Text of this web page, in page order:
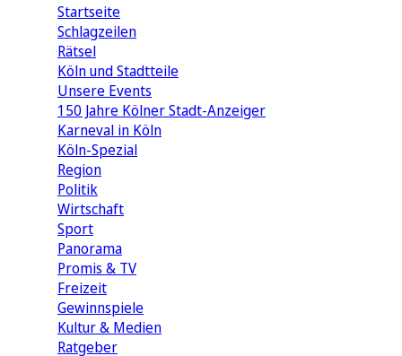
Startseite
Schlagzeilen
Rätsel
Köln und Stadtteile
Unsere Events
150 Jahre Kölner Stadt-Anzeiger
Karneval in Köln
Köln-Spezial
Region
Politik
Wirtschaft
Sport
Panorama
Promis & TV
Freizeit
Gewinnspiele
Kultur & Medien
Ratgeber